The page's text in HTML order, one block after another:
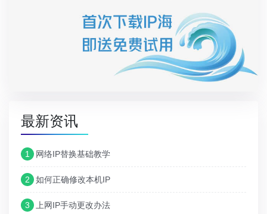
最新资讯
1 网络IP替换基础教学
2 如何正确修改本机IP
3 上网IP手动更改办法